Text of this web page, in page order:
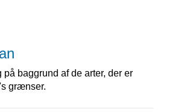
på baggrund af de arter, der er
grænser.